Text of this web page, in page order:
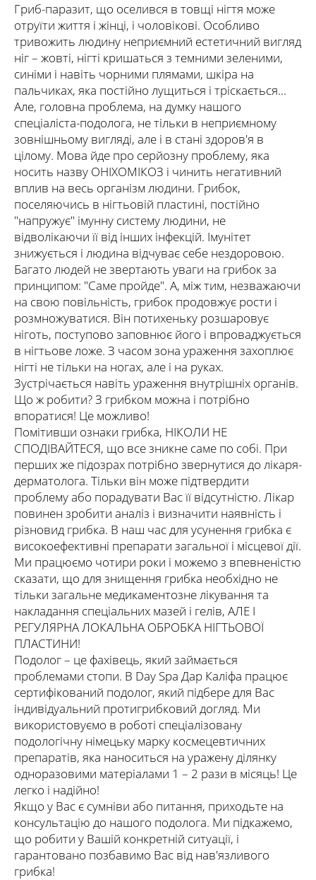
Гриб-паразит, що оселився в товщі нігтя може
отруїти життя і жінці, і чоловікові. Особливо
тривожить людину неприємний естетичний вигляд
ніг – жовті, нігті кришаться з темними зеленими,
синіми і навіть чорними плямами, шкіра на
пальчиках, яка постійно лущиться і тріскається...
Але, головна проблема, на думку нашого
спеціаліста-подолога, не тільки в неприємному
зовнішньому вигляді, але і в стані здоров'я в
цілому. Мова йде про серйозну проблему, яка
носить назву ОНІХОМІКОЗ і чинить негативний
вплив на весь організм людини. Грибок,
поселяючись в нігтьовій пластині, постійно
"напружує" імунну систему людини, не
відволікаючи її від інших інфекцій. Імунітет
знижується і людина відчуває себе нездоровою.
Багато людей не звертають уваги на грибок за
принципом: "Саме пройде". А, між тим, незважаючи
на свою повільність, грибок продовжує рости і
розмножуватися. Він потихеньку розшаровує
ніготь, поступово заповнює його і впроваджується
в нігтьове ложе. З часом зона ураження захоплює
нігті не тільки на ногах, але і на руках.
Зустрічається навіть ураження внутрішніх органів.
Що ж робити? З грибком можна і потрібно
впоратися! Це можливо!
Помітивши ознаки грибка, НІКОЛИ НЕ
СПОДІВАЙТЕСЯ, що все зникне саме по собі. При
перших же підозрах потрібно звернутися до лікаря-
дерматолога. Тільки він може підтвердити
проблему або порадувати Вас її відсутністю. Лікар
повинен зробити аналіз і визначити наявність і
різновид грибка. В наш час для усунення грибка є
високоефективні препарати загальної і місцевої дії.
Ми працюємо чотири роки і можемо з впевненістю
сказати, що для знищення грибка необхідно не
тільки загальне медикаментозне лікування та
накладання спеціальних мазей і гелів, АЛЕ І
РЕГУЛЯРНА ЛОКАЛЬНА ОБРОБКА НІГТЬОВОЇ
ПЛАСТИНИ!
Подолог – це фахівець, який займається
проблемами стопи. В Day Spa Дар Каліфа працює
сертифікований подолог, який підбере для Вас
індивідуальний протигрибковий догляд. Ми
використовуємо в роботі спеціалізовану
подологічну німецьку марку космецевтичних
препаратів, яка наноситься на уражену ділянку
одноразовими матеріалами 1 – 2 рази в місяць! Це
легко і надійно!
Якщо у Вас є сумніви або питання, приходьте на
консультацію до нашого подолога. Ми підкажемо,
що робити у Вашій конкретній ситуації, і
гарантовано позбавимо Вас від нав'язливого
грибка!